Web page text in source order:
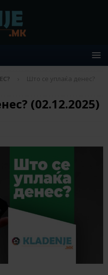
Што се уплаќа денес?
(02.12.2025)